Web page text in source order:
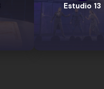
Estudio 13